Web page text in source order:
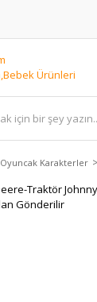
Oyuncak Karakterler